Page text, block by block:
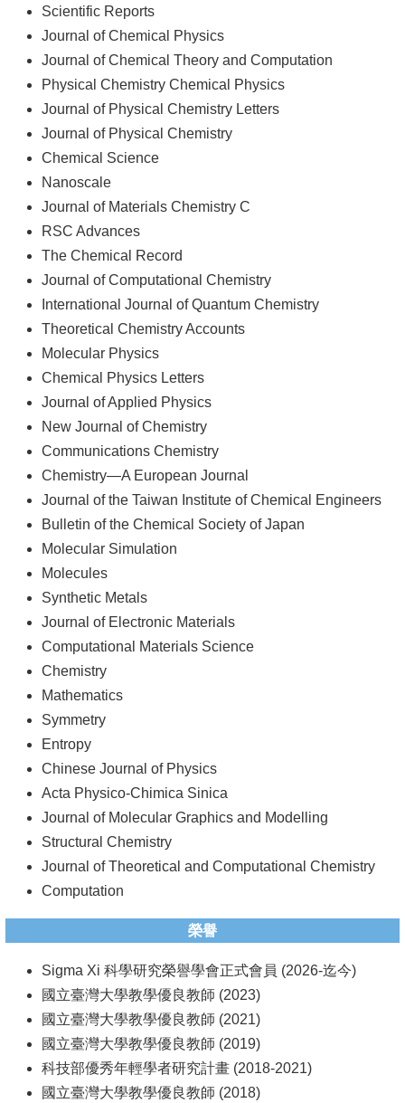
覽
聯
絡
資
訊
Scientific Reports
Journal of Chemical Physics
Journal of Chemical Theory and Computation
Physical Chemistry Chemical Physics
Journal of Physical Chemistry Letters
Journal of Physical Chemistry
Chemical Science
Nanoscale
Journal of Materials Chemistry C
RSC Advances
The Chemical Record
Journal of Computational Chemistry
International Journal of Quantum Chemistry
Theoretical Chemistry Accounts
Molecular Physics
Chemical Physics Letters
Journal of Applied Physics
New Journal of Chemistry
Communications Chemistry
Chemistry—A European Journal
Journal of the Taiwan Institute of Chemical Engineers
Bulletin of the Chemical Society of Japan
Molecular Simulation
Molecules
Synthetic Metals
Journal of Electronic Materials
Computational Materials Science
Chemistry
Mathematics
Symmetry
Entropy
Chinese Journal of Physics
Acta Physico-Chimica Sinica
Journal of Molecular Graphics and Modelling
Structural Chemistry
Journal of Theoretical and Computational Chemistry
Computation
榮譽
Sigma Xi 科學研究榮譽學會正式會員 (2026-迄今)
國立臺灣大學教學優良教師 (2023)
國立臺灣大學教學優良教師 (2021)
國立臺灣大學教學優良教師 (2019)
科技部優秀年輕學者研究計畫 (2018-2021)
國立臺灣大學教學優良教師 (2018)